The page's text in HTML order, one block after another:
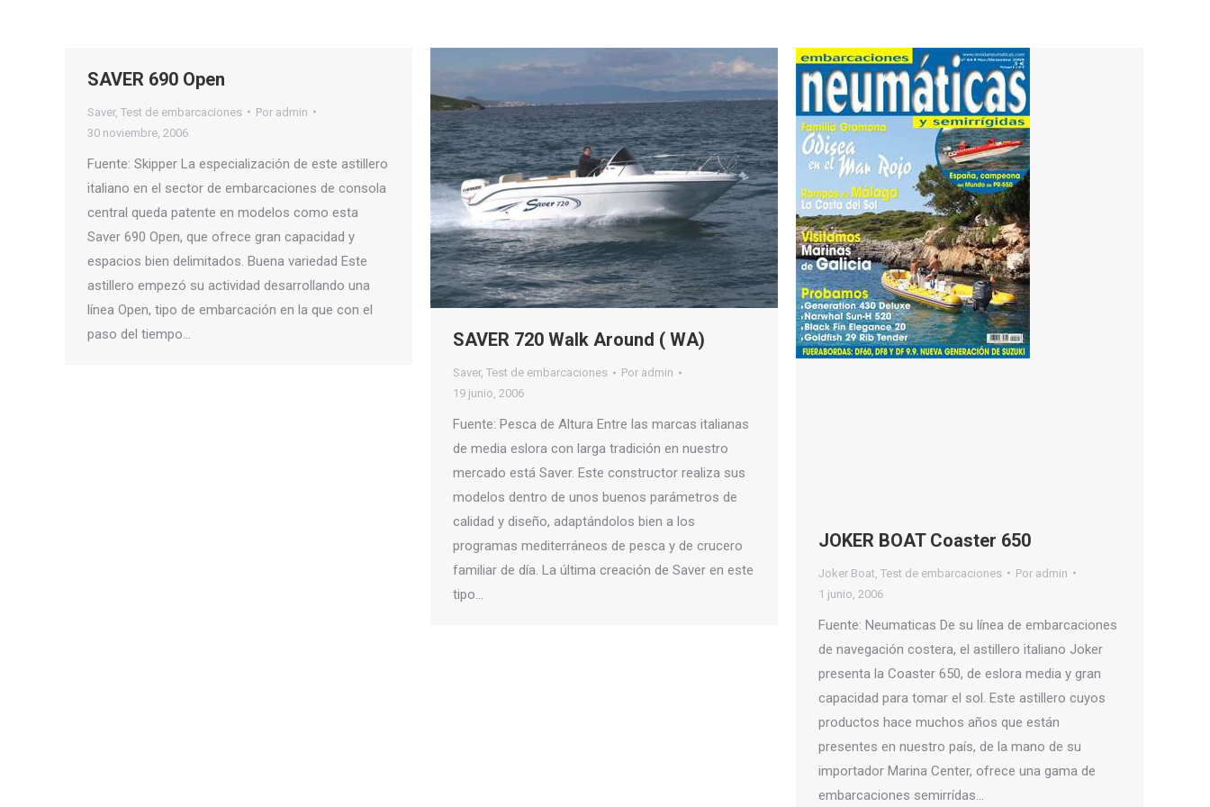
SAVER 690 Open
Saver, Test de embarcaciones Por admin
30 noviembre, 2006
Fuente: Skipper La especialización de este astillero
italiano en el sector de embarcaciones de consola
central queda patente en modelos como esta
Saver 690 Open, que ofrece gran capacidad y
espacios bien delimitados. Buena variedad Este
astillero empezó su actividad desarrollando una
línea Open, tipo de embarcación en la que con el
paso del tiempo…
SAVER 720 Walk Around ( WA)
Saver, Test de embarcaciones Por admin
19 junio, 2006
Fuente: Pesca de Altura Entre las marcas italianas
de media eslora con larga tradición en nuestro
mercado está Saver. Este constructor realiza sus
modelos dentro de unos buenos parámetros de
calidad y diseño, adaptándolos bien a los
programas mediterráneos de pesca y de crucero
familiar de día. La última creación de Saver en este
tipo…
JOKER BOAT Coaster 650
Joker Boat Test de embarcaciones Por admin
1 junio, 2006
Fuente: Neumaticas De su línea de embarcaciones
de navegación costera, el astillero italiano Joker
presenta la Coaster 650, de eslora media y gran
capacidad para tomar el sol. Este astillero cuyos
productos hace muchos años que están
presentes en nuestro país, de la mano de su
importador Marina Center, ofrece una gama de
embarcaciones semirrídas…